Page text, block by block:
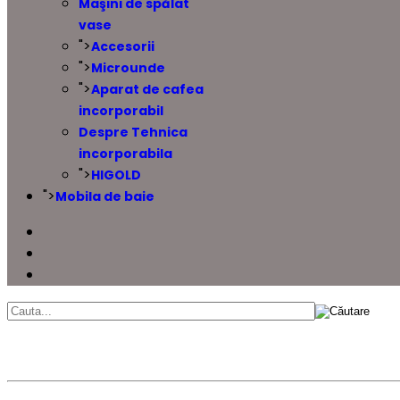
Maşini de spălat
vase
">Accesorii
">Microunde
">Aparat de cafea
incorporabil
Despre Tehnica
incorporabila
">HIGOLD
">Mobila de baie